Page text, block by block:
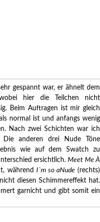
gespannt war, er ähnelt dem
hier die Teilchen nicht
Beim Auftragen ist mir gleich
normal ist und anfangs wenig
Nach zwei Schichten war ich
anderen drei Nude Töne
wie auf dem Swatch zu
ersichtlich.Meet Me À
während I`m so aNude(rechts)
diesen Schimmereffekt hat.
garnicht und gibt somit ein